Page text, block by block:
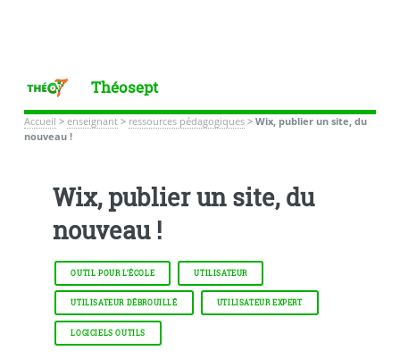
Théosept
Accueil > enseignant> ressources pédagogiques> Wix, publier un site, du
nouveau !
Wix, publier un site, du
nouveau !
OUTIL POUR L’ÉCOLE UTILISATEUR
UTILISATEUR DÉBROUILLÉ UTILISATEUR EXPERT
LOGICIELS OUTILS